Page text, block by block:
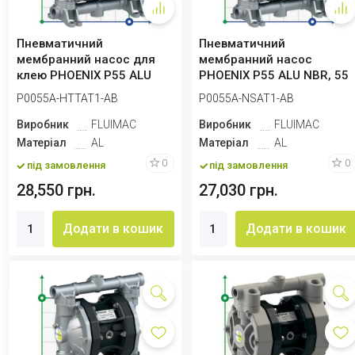
Пневматичний
мембранний насос для
клею PHOENIX P55 ALU
HYTREL+PTFE, 55 л/хв
P0055A-HTTAT1-AB
Виробник
FLUIMAC
Матеріал
AL
під замовлення 0
28,550 грн.
Додати в кошик
Пневматичний
мембранний насос
PHOENIX P55 ALU NBR, 55
л/хв для клею
P0055A-NSAT1-AB
Виробник
FLUIMAC
Матеріал
AL
під замовлення 0
27,030 грн.
Додати в кошик